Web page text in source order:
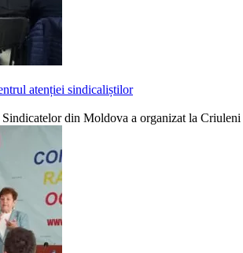
atenției sindicaliștilor
din Moldova a organizat la